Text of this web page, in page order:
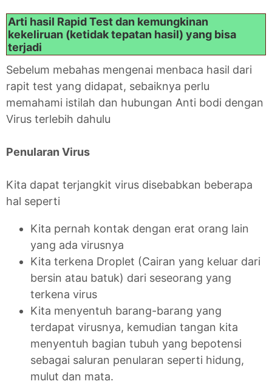
Arti hasil Rapid Test dan kemungkinan
kekeliruan (ketidak tepatan hasil) yang bisa
terjadi
Sebelum mebahas mengenai menbaca hasil dari
rapit test yang didapat, sebaiknya perlu
memahami istilah dan hubungan Anti bodi dengan
Virus terlebih dahulu
Penularan Virus
Kita dapat terjangkit virus disebabkan beberapa
hal seperti
Kita pernah kontak dengan erat orang lain
yang ada virusnya
Kita terkena Droplet (Cairan yang keluar dari
bersin atau batuk) dari seseorang yang
terkena virus
Kita menyentuh barang-barang yang
terdapat virusnya, kemudian tangan kita
menyentuh bagian tubuh yang bepotensi
sebagai saluran penularan seperti hidung,
mulut dan mata.